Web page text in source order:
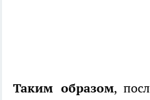
Таким образом,